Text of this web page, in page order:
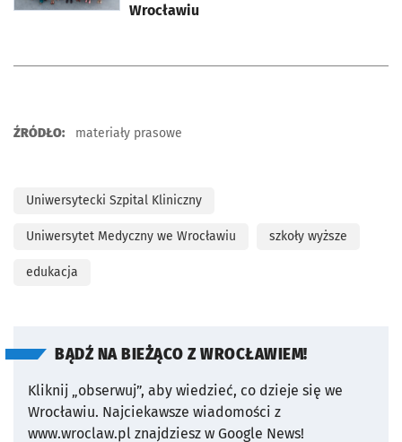
Wrocławiu
ŹRÓDŁO: materiały prasowe
Uniwersytecki Szpital Kliniczny
Uniwersytet Medyczny we Wrocławiu szkoły wyższe
edukacja
BĄDŹ NA BIEŻĄCO Z WROCŁAWIEM!
Kliknij „obserwuj”, aby wiedzieć, co dzieje się we
Wrocławiu. Najciekawsze wiadomości z
www.wroclaw.pl znajdziesz w Google News!